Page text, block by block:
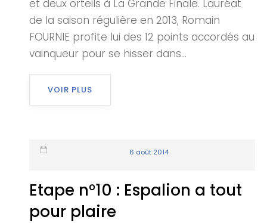
et deux orteils à La Grande Finale. Lauréat
de la saison régulière en 2013, Romain
FOURNIE profite lui des 12 points accordés au
vainqueur pour se hisser dans...
VOIR PLUS
6 août 2014
Etape n°10 : Espalion a tout
pour plaire